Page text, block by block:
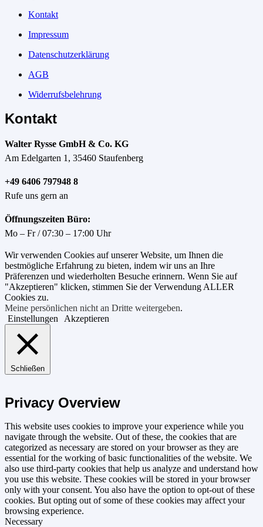
Kontakt
Impressum
Datenschutzerklärung
AGB
Widerrufsbelehrung
Kontakt
Walter Rysse GmbH & Co. KG
Am Edelgarten 1, 35460 Staufenberg
+49 6406 797948 8
Rufe uns gern an
Öffnungszeiten Büro:
Mo – Fr / 07:30 – 17:00 Uhr
Wir verwenden Cookies auf unserer Website, um Ihnen die
bestmögliche Erfahrung zu bieten, indem wir uns an Ihre
Präferenzen und wiederholten Besuche erinnern. Wenn Sie auf
"Akzeptieren" klicken, stimmen Sie der Verwendung ALLER
Cookies zu.
Meine persönlichen nicht an Dritte weitergeben.
Einstellungen
Akzeptieren
Schließen
Privacy Overview
This website uses cookies to improve your experience while you
navigate through the website. Out of these, the cookies that are
categorized as necessary are stored on your browser as they are
essential for the working of basic functionalities of the website. We
also use third-party cookies that help us analyze and understand how
you use this website. These cookies will be stored in your browser
only with your consent. You also have the option to opt-out of these
cookies. But opting out of some of these cookies may affect your
browsing experience.
Necessary